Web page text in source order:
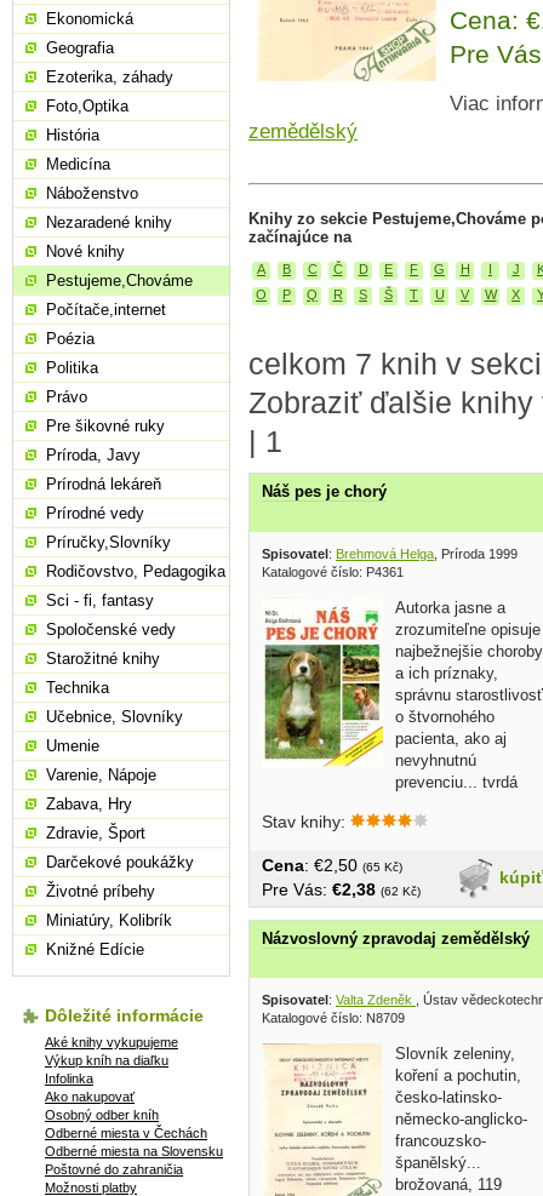
Cena:
Pre
Viac
zemědělský
Knihy zo sekcie Pestujeme,Chováme
začínajúce na
A B C Č D E F G H I J
O
P Q R S Š T U V W X
celkom 7 knih v
Zobraziť ďalšie
| 1
Náš pes je chorý
Spisovatel: Brehmová Helga , Príroda 1999
Katalogové číslo: P4361
Autorka jasne a
zrozumiteľne opisuje
najbežnejšie choroby
a ich príznaky,
správnu starostlivosť
o štvornohého
pacienta, ako aj
nevyhnutnú
prevenciu... tvrdá
Stav knihy:
kúpiť
Cena: €2,50 (65 Kč)
Pre Vás: €2,38 (62 Kč)
Názvoslovný zpravodaj zemědělský
Spisovatel : Valta Zdeněk , Ústav
Katalogové číslo: N8709
Slovník zeleniny,
koření a pochutin,
česko-latinsko-
německo-anglicko-
francouzsko-
španělský...
brožovaná, 119
Ekonomická
Geografia
Ezoterika, záhady
Foto,Optika
História
Medicína
Náboženstvo
Nezaradené knihy
Nové knihy
Pestujeme,Chováme
Počítače,internet
Poézia
Politika
Právo
Pre šikovné ruky
Príroda, Javy
Prírodná lekáreň
Prírodné vedy
Príručky,Slovníky
Rodičovstvo, Pedagogika
Sci - fi, fantasy
Spoločenské vedy
Starožitné knihy
Technika
Učebnice, Slovníky
Umenie
Varenie, Nápoje
Zabava, Hry
Zdravie, Šport
Darčekové poukážky
Životné príbehy
Miniatúry, Kolibrík
Knižné Edície
Dôležité informácie
Aké knihy vykupujeme
Výkup kníh na diaľku
Infolinka
Ako nakupovať
Osobný odber kníh
Odberné miesta v Čechách
Odberné miesta na Slovensku
Poštovné do zahraničia
Možnosti platby